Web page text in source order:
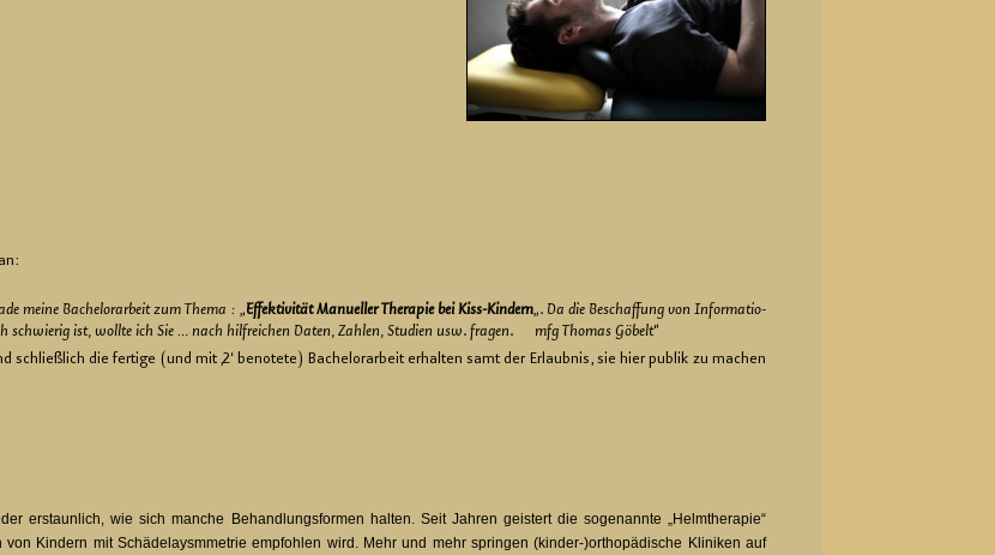
meine Ba­che­l­or­ar­beit zum Thema : „Ef­fek­ti­vi­tät Ma­nu­el­ler The­ra­pie bei Kiss-Kin­dern„. Da die Be­schaf­fung von In­for­ma­tio­
schwie­rig ist, woll­te ich Sie … nach hilf­rei­chen Daten, Zah­len, Stu­di­en usw. fra­gen. mfg Tho­mas Gö­belt“
schließ­lich die fer­ti­ge (und mit ‚2‘ be­no­te­te) Ba­che­l­or­ar­beit er­hal­ten samt der Er­laub­nis, sie hier pu­blik zu ma­chen
er­staun­lich, wie sich man­che Be­hand­lungs­for­men hal­ten. Seit Jah­ren geis­tert die so­ge­nann­te „Helm­the­ra­pie“
von Kin­dern mit Schä­de­laysmme­trie emp­foh­len wird. Mehr und mehr sprin­gen (kin­der-)or­tho­pä­di­sche Kli­ni­ken auf